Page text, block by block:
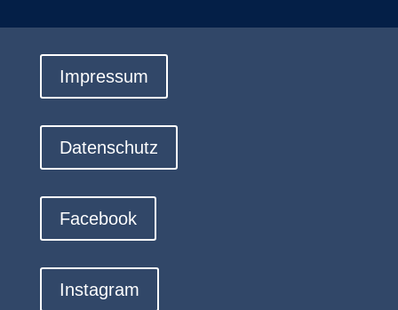
Impressum
Datenschutz
Facebook
Instagram